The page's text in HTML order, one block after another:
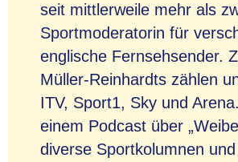
seit mittlerweile mehr als
Sportmoderatorin für
englische Fernsehsender.
Müller-Reinhardts zählen
ITV, Sport1, Sky und
einem Podcast über
diverse Sportkolumnen